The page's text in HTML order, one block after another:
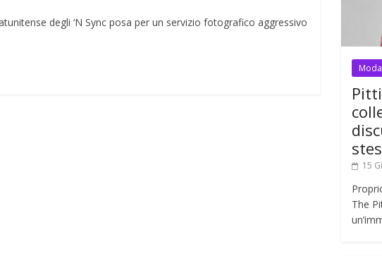
degli ‘N Sync posa per un servizio fotografico aggressivo
Moda
15
The